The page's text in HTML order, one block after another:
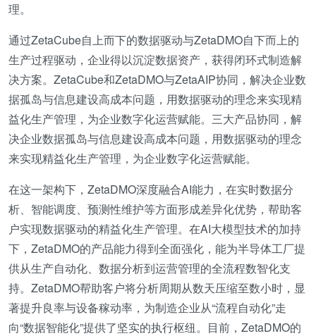
理。
通过ZetaCube自上而下的数据驱动与ZetaDMO自下而上的
生产过程驱动，企业得以沉淀数据资产，获得闭环式制造解
决方案。ZetaCube和ZetaDMO与ZetaAIP协同，解决企业数
据孤岛与信息建设高成本问题，用数据驱动的理念来实现精
益化生产管理，为企业数字化运营赋能。三大产品协同，解
决企业数据孤岛与信息建设高成本问题，用数据驱动的理念
来实现精益化生产管理，为企业数字化运营赋能。
在这一架构下，ZetaDMO深度融合AI能力，在实时数据分
析、智能调度、预测性维护等方面形成差异化优势，帮助客
户实现数据驱动的精益化生产管理。在AI大模型技术的加持
下，ZetaDMO的产品能力得到全面强化，能为半导体工厂提
供从生产自动化、数据分析到运营管理的全流程数智化支
持。ZetaDMO帮助客户将分析周期从数天压缩至数小时，显
著提升良率与设备稼动率，为制造企业从“流程自动化”走
向“数据智能化”提供了坚实的执行枢纽。目前，ZetaDMO的